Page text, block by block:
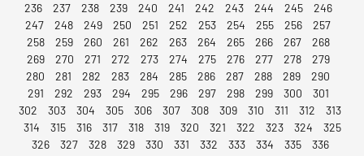
236
237 238 239 240 241 242 243 244 245
246
247
248 249 250 251 252 253 254 255 256
257
258
259 260 261 262 263 264 265 266 267
268
269
270 271 272 273 274 275 276 277 278
279
280
281 282 283 284 285 286 287 288 289
290
291
292 293 294 295 296 297 298 299 300
301
302
303 304 305 306 307 308 309 310 311 312
313
314
315 316 317 318 319 320 321 322 323 324
325
326
327 328 329 330 331 332 333 334 335
336